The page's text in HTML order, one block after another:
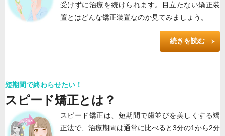
受けずに治療を続けられます。目立たない矯正装
置とはどんな矯正装置なのか見てみましょう。
続きを読む
短期間で終わらせたい！
スピード矯正とは？
スピード矯正は、短期間で歯並びを美しくする矯
正法で、治療期間は通常に比べると3分の1から2分